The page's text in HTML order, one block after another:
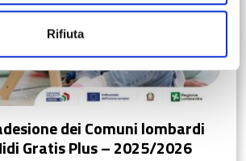
Rifiuta
dei Comuni lombardi
Gratis Plus – 2025/2026